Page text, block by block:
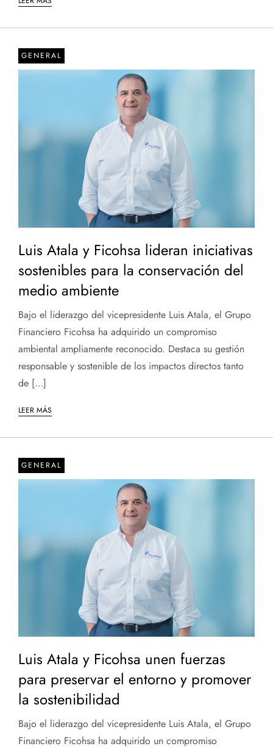
GENERAL
Luis Atala y Ficohsa lideran iniciativas
sostenibles para la conservación del
medio ambiente
Bajo el liderazgo del vicepresidente Luis Atala, el Grupo
Financiero Ficohsa ha adquirido un compromiso
ambiental ampliamente reconocido. Destaca su gestión
responsable y sostenible de los impactos directos tanto
de […]
LEER MÁS
GENERAL
Luis Atala y Ficohsa unen fuerzas
para preservar el entorno y promover
la sostenibilidad
Bajo el liderazgo del vicepresidente Luis Atala, el Grupo
Financiero Ficohsa ha adquirido un compromiso